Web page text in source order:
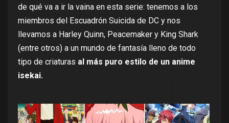
de qué va a ir la vaina en esta serie: tenemos a los
miembros del Escuadrón Suicida de DC y nos
llevamos a Harley Quinn, Peacemaker y King Shark
(entre otros) a un mundo de fantasía lleno de todo
tipo de criaturas al más puro estilo de un anime
isekai.